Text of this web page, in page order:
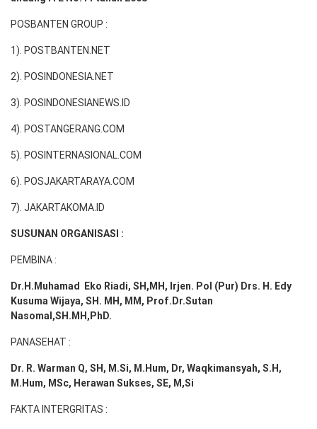
POSBANTEN GROUP :
1). POSTBANTEN.NET
2). POSINDONESIA.NET
3). POSINDONESIANEWS.ID
4). POSTANGERANG.COM
5). POSINTERNASIONAL.COM
6). POSJAKARTARAYA.COM
7). JAKARTAKOMA.ID
SUSUNAN ORGANISASI :
PEMBINA :
Dr.H.Muhamad Eko Riadi, SH,MH , Irjen. Pol (Pur) Drs. H. Edy
Kusuma Wijaya, SH. MH, MM, Prof. Dr.Sutan
Nasomal,SH.MH,PhD.
PANASEHAT :
Dr. R. Warman Q, SH, M.Si, M.Hum, Dr, Waqkimansyah, S.H,
M.Hum, MSc, Herawan Sukses, SE, M,Si
FAKTA INTERGRITAS :